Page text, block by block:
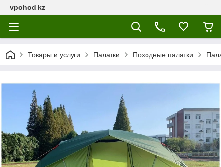
vpohod.kz
Товары и услуги Палатки Походные палатки